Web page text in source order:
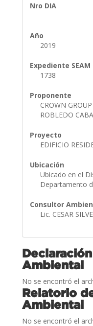
Nro DIA
Año
2019
Expediente SEAM
1738
Proponente
CROWN
ROBLEDO
Proyecto
EDIFICIO
Ubicación
Ubicado en el
Departamento
Consultor
Lic. CESAR
Ambiental
No se encontró el
Relatorio
Ambiental
No se encontró el